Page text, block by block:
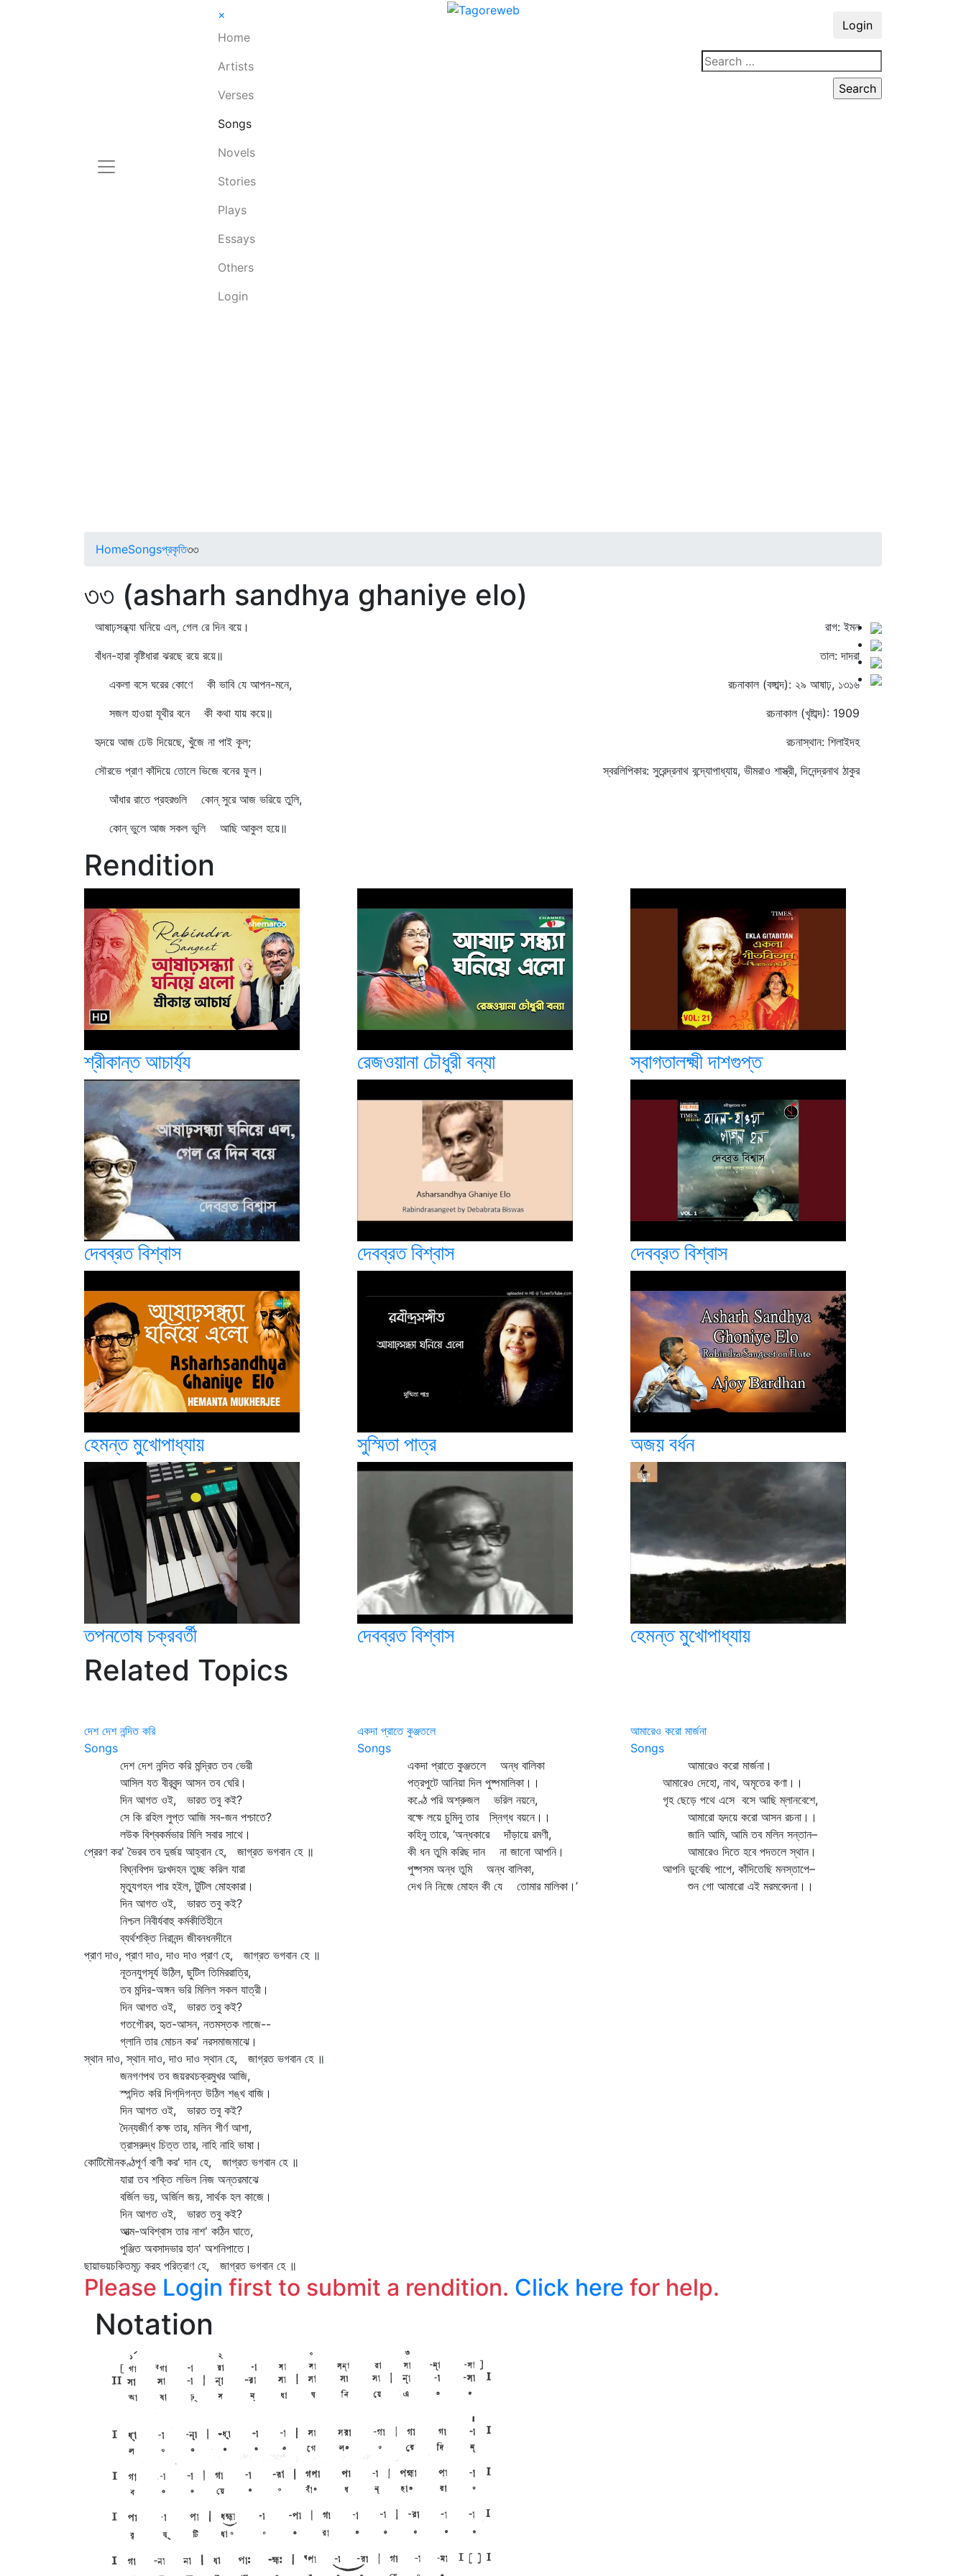
×
Home
Artists
Verses
Songs
Novels
Stories
Plays
Essays
Others
Login
Login
HomeSongsপ্রকৃতি৩৩
৩৩ (asharh sandhya ghaniye elo)
আষাঢ়সন্ধ্যা ঘনিয়ে এল, গেল রে দিন বয়ে।
বাঁধন-হারা বৃষ্টিধারা ঝরছে রয়ে রয়ে॥
একলা বসে ঘরের কোণে কী ভাবি যে আপন-মনে,
সজল হাওয়া যূথীর বনে কী কথা যায় কয়ে॥
হৃদয়ে আজ ঢেউ দিয়েছে, খুঁজে না পাই কূল;
সৌরভে প্রাণ কাঁদিয়ে তোলে ভিজে বনের ফুল।
আঁধার রাতে প্রহরগুলি কোন্‌ সুরে আজ ভরিয়ে তুলি,
কোন্‌ ভুলে আজ সকল ভুলি আছি আকুল হয়ে॥
রাগ: ইমন
তাল: দাদরা
রচনাকাল (বঙ্গাব্দ): ২৯ আষাঢ়, ১৩১৬
রচনাকাল (খৃষ্টাব্দ): 1909
রচনাস্থান: শিলাইদহ
স্বরলিপিকার: সুরেন্দ্রনাথ বন্দ্যোপাধ্যায়, ভীমরাও শাস্ত্রী, দিনেন্দ্রনাথ ঠাকুর
Rendition
শ্রীকান্ত আচার্য্য রেজওয়ানা চৌধুরী বন্যা স্বাগতালক্ষ্মী দাশগুপ্ত
দেবব্রত বিশ্বাস দেবব্রত বিশ্বাস দেবব্রত বিশ্বাস
হেমন্ত মুখোপাধ্যায় সুস্মিতা পাত্র অজয় বর্ধন
তপনতোষ চক্রবর্তী দেবব্রত বিশ্বাস হেমন্ত মুখোপাধ্যায়
Related Topics
দেশ দেশ নন্দিত করি
Songs
দেশ দেশ নন্দিত করি মন্দ্রিত তব ভেরী
আসিল যত বীরবৃন্দ আসন তব ঘেরি।
দিন আগত ওই, ভারত তবু কই?
সে কি রহিল লুপ্ত আজি সব-জন পশ্চাতে?
লউক বিশ্বকর্মভার মিলি সবার সাথে।
প্রেরণ কর' ভৈরব তব দুর্জয় আহ্বান হে, জাগ্রত ভগবান হে ॥
বিঘ্নবিপদ দুঃখদহন তুচ্ছ করিল যারা
মৃত্যুগহন পার হইল, টুটিল মোহকারা।
দিন আগত ওই, ভারত তবু কই?
নিশ্চল নিবীর্যবাহু কর্মকীর্তিহীনে
ব্যর্থশক্তি নিরানন্দ জীবনধনদীনে
প্রাণ দাও, প্রাণ দাও, দাও দাও প্রাণ হে, জাগ্রত ভগবান হে ॥
নূতনযুগসূর্য উঠিল, ছুটিল তিমিররাত্রি,
তব মন্দির-অঙ্গন ভরি মিলিল সকল যাত্রী।
দিন আগত ওই, ভারত তবু কই?
গতগৌরব, হৃত-আসন, নতমস্তক লাজে--
গ্লানি তার মোচন কর' নরসমাজমাঝে।
স্থান দাও, স্থান দাও, দাও দাও স্থান হে, জাগ্রত ভগবান হে ॥
জনগণপথ তব জয়রথচক্রমুখর আজি,
স্পন্দিত করি দিগ্‌দিগন্ত উঠিল শঙ্খ বাজি।
দিন আগত ওই, ভারত তবু কই?
দৈন্যজীর্ণ কক্ষ তার, মলিন শীর্ণ আশা,
ত্রাসরুদ্ধ চিত্ত তার, নাহি নাহি ভাষা।
কোটিমৌনকণ্ঠপূর্ণ বাণী কর' দান হে, জাগ্রত ভগবান হে ॥
যারা তব শক্তি লভিল নিজ অন্তরমাঝে
বর্জিল ভয়, অর্জিল জয়, সার্থক হল কাজে।
দিন আগত ওই, ভারত তবু কই?
আত্ম-অবিশ্বাস তার নাশ' কঠিন ঘাতে,
পুঞ্জিত অবসাদভার হান' অশনিপাতে।
ছায়াভয়চকিতমূঢ় করহ পরিত্রাণ হে, জাগ্রত ভগবান হে ॥
একদা প্রাতে কুঞ্জতলে
Songs
একদা প্রাতে কুঞ্জতলে অন্ধ বালিকা
পত্রপুটে আনিয়া দিল পুষ্পমালিকা।।
কণ্ঠে পরি অশ্রুজল ভরিল নয়নে,
বক্ষে লয়ে চুমিনু তার স্নিগ্ধ বয়নে।।
কহিনু তারে, ‘অন্ধকারে দাঁড়ায়ে রমণী,
কী ধন তুমি করিছ দান না জানো আপনি।
পুষ্পসম অন্ধ তুমি অন্ধ বালিকা,
দেখ নি নিজে মোহন কী যে তোমার মালিকা।’
আমারেও করো মার্জনা
Songs
আমারেও করো মার্জনা।
আমারেও দেহো, নাথ, অমৃতের কণা।।
গৃহ ছেড়ে পথে এসে বসে আছি ম্লানবেশে,
আমারো হৃদয়ে করো আসন রচনা।।
জানি আমি, আমি তব মলিন সন্তান–
আমারেও দিতে হবে পদতলে স্থান।
আপনি ডুবেছি পাপে, কাঁদিতেছি মনস্তাপে–
শুন গো আমারো এই মরমবেদনা।।
Please Login first to submit a rendition. Click here for help.
Notation